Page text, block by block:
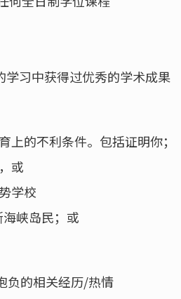
习中获得过优秀的学术成果
上的不利条件。包括证明你；
或
学校
峡岛民；或
负的相关经历/热情